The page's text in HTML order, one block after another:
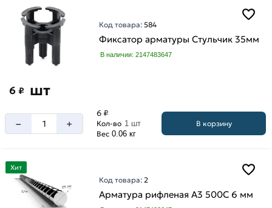
Код товара:584
Фиксатор арматуры Стульчик 35мм
В наличии: 2147483647
6 ₽ шт
– +
6 ₽
Кол-во 1 шт
Вес 0.06 кг
В корзину
Хит
Код товара: 2
Арматура рифленая А3 500С 6 мм